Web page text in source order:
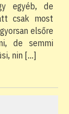
egyéb, de
csak most
elsőre
de semmi
nin […]